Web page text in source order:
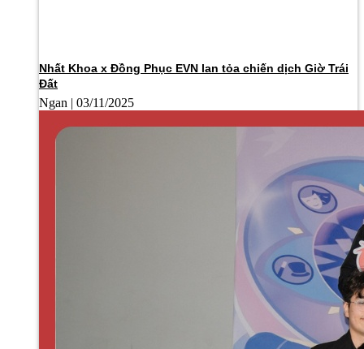
Nhất Khoa x Đồng Phục EVN lan tỏa chiến dịch Giờ Trái
Đất
Ngan 03/11/2025